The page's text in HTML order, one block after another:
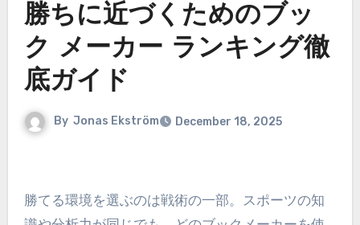
勝ちに近づくためのブッ
ク メーカー ランキング徹
底ガイド
By Jonas Ekström December 18, 2025
勝てる環境を選ぶのは戦術の一部。スポーツの知